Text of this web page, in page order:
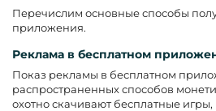
Перечислим основные способы
приложения.
Реклама в бесплатном
Показ рекламы в бесплатном
распространенных способов
охотно скачивают бесплатные